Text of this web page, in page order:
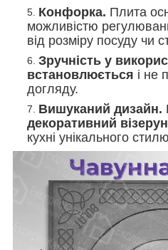
Конфорка. Плита
можливістю
від розміру посуду чи
Зручність у
встановлюється і не
догляду.
Вишуканий дизайн.
декоративний
кухні унікального